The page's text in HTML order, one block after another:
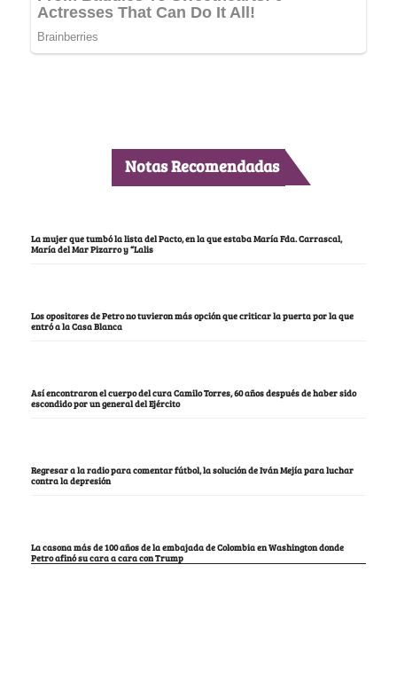
Notas Recomendadas
La mujer que tumbó la lista del Pacto, en la que estaba María Fda. Carrascal,
María del Mar Pizarro y “Lalis
Los opositores de Petro no tuvieron más opción que criticar la puerta por la que
entró a la Casa Blanca
Así encontraron el cuerpo del cura Camilo Torres, 60 años después de haber sido
escondido por un general del Ejército
Regresar a la radio para comentar fútbol, la solución de Iván Mejía para luchar
contra la depresión
La casona más de 100 años de la embajada de Colombia en Washington donde
Petro afinó su cara a cara con Trump